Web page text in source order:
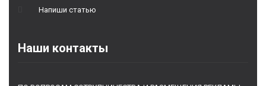
Напиши статью
Наши контакты